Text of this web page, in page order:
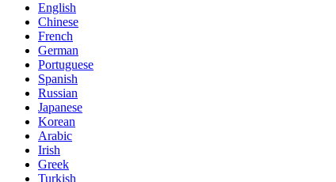
English
Chinese
French
German
Portuguese
Spanish
Russian
Japanese
Korean
Arabic
Irish
Greek
Turkish